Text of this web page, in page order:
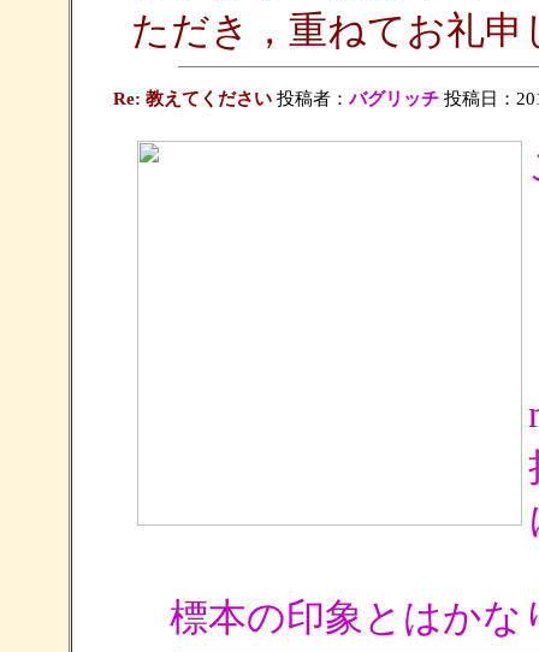
ただき，重ねてお礼申
Re: 教えてください投稿者：バグリッチ投稿日：
標本の印象とはかな